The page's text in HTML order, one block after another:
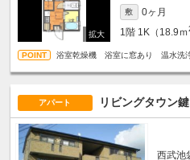
敷 0ヶ月
1階 1K（18.9ｍ
浴室乾燥機 浴室に窓あり 温水洗
アパート リビングタウン
西武池